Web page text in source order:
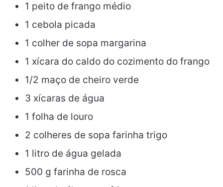
1 peito de frango médio
1 cebola picada
1 colher de sopa margarina
1 xícara do caldo do cozimento do frango
1/2 maço de cheiro verde
3 xícaras de água
1 folha de louro
2 colheres de sopa farinha trigo
1 litro de água gelada
500 g farinha de rosca